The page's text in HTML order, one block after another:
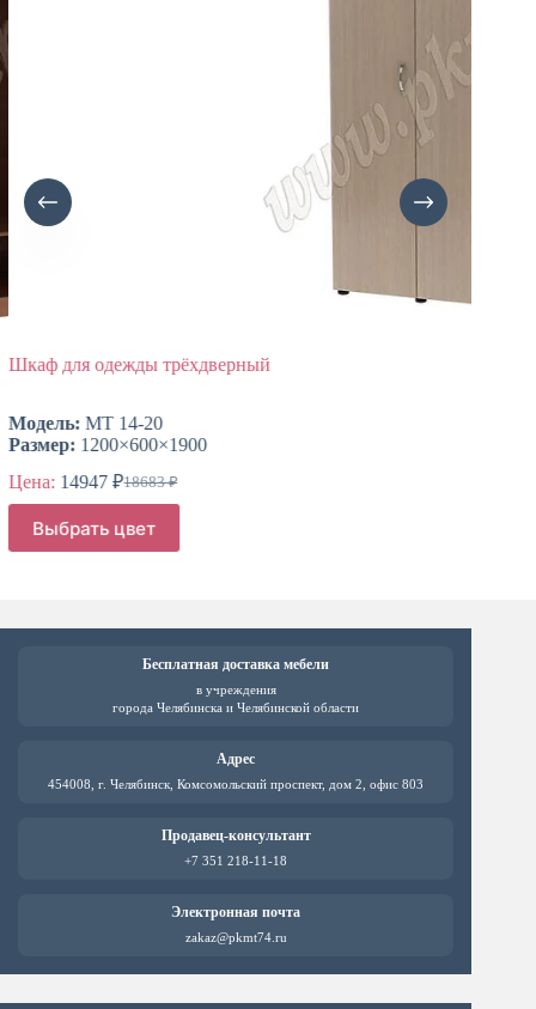
Шкаф для одежды трёхдверный
Модель:МТ 14-20
Размер:1200×600×1900
Цена:
18683₽
Первоначальная
составляла
18683 ₽.
14947 ₽
Текущая
14947 ₽.
Выбрать цвет
Этот
товар
имеет
Бесплатная доставка мебели
в учреждения
города Челябинска и Челябинской области
Адрес
454008, г. Челябинск, Комсомольский проспект, дом 2, офис 803
Продавец-консультант
+7 351 218-11-18
Электронная почта
zakaz@pkmt74.ru